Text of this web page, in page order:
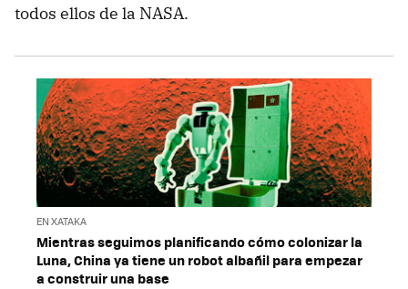
todos ellos de la NASA.
EN XATAKA
Mientras seguimos planificando cómo colonizar la
Luna, China ya tiene un robot albañil para empezar
a construir una base